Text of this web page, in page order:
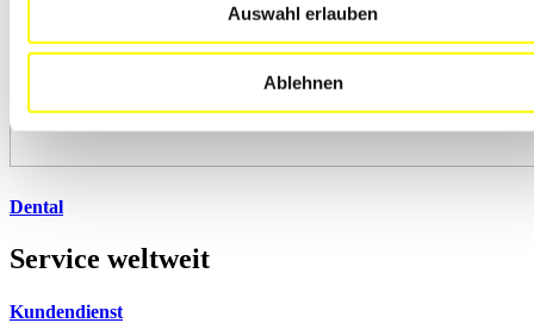
Auswahl erlauben
Ablehnen
Dental
Service weltweit
Kundendienst